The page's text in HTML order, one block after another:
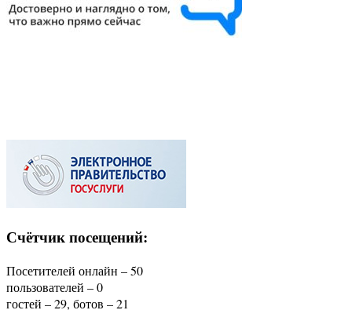
Счётчик посещений:
Посетителей онлайн – 50
пользователей – 0
гостей – 29, ботов – 21